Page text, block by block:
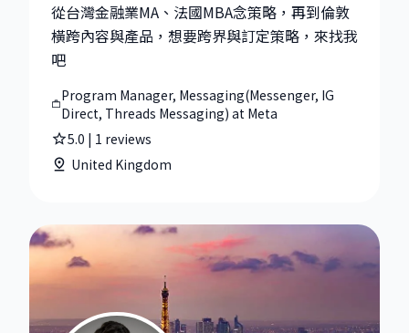
從台灣金融業MA、法國MBA念策略，再到倫敦
橫跨內容與產品，想要跨界與訂定策略，來找我
吧
Program Manager, Messaging(Messenger, IG
Direct, Threads Messaging) at Meta
5.0 | 1 reviews
United Kingdom